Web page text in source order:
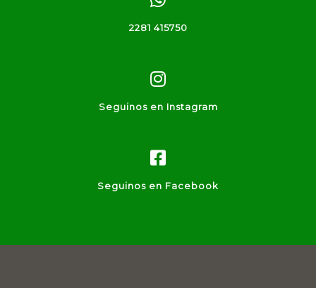
2281 415750
Seguinos en Instagram
Seguinos en Facebook